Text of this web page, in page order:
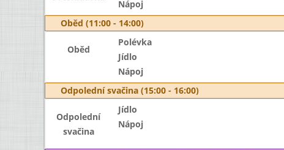
Nápoj
Oběd (11:00 - 14:00)
Oběd
Polévka
Jídlo
Nápoj
Odpolední svačina (15:00 - 16:00)
Odpolední
svačina
Jídlo
Nápoj